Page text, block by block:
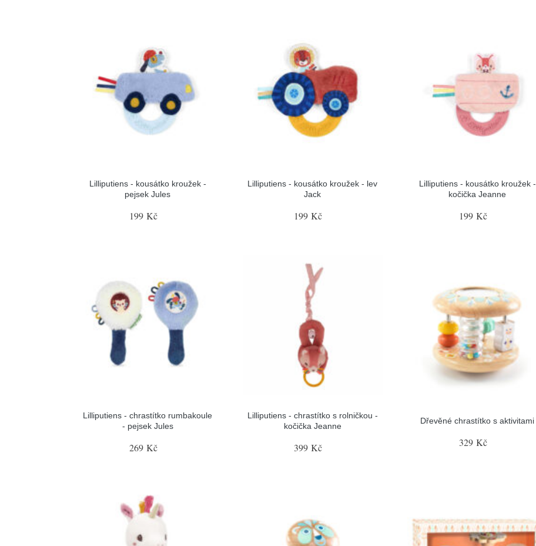
Lilliputiens - kousátko kroužek -
pejsek Jules
199 Kč
Lilliputiens - kousátko kroužek - lev
Jack
199 Kč
Lilliputiens - kousátko kroužek -
kočička Jeanne
199 Kč
Lilliputiens - chrastítko rumbakoule
- pejsek Jules
269 Kč
Lilliputiens - chrastítko s rolničkou -
kočička Jeanne
399 Kč
Dřevěné chrastítko s aktivitami
329 Kč